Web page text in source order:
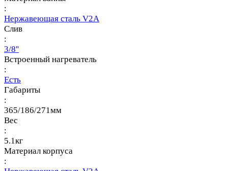
:
Нержавеющая сталь V2A
Слив
:
3/8''
Встроенный нагреватель
:
Есть
Габариты
:
365/186/271мм
Вес
:
5.1кг
Материал корпуса
: